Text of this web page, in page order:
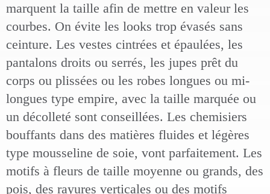
marquent la taille afin de mettre en valeur les
courbes. On évite les looks trop évasés sans
ceinture. Les vestes cintrées et épaulées, les
pantalons droits ou serrés, les jupes prêt du
corps ou plissées ou les robes longues ou mi-
longues type empire, avec la taille marquée ou
un décolleté sont conseillées. Les chemisiers
bouffants dans des matières fluides et légères
type mousseline de soie, vont parfaitement. Les
motifs à fleurs de taille moyenne ou grands, des
pois, des rayures verticales ou des motifs